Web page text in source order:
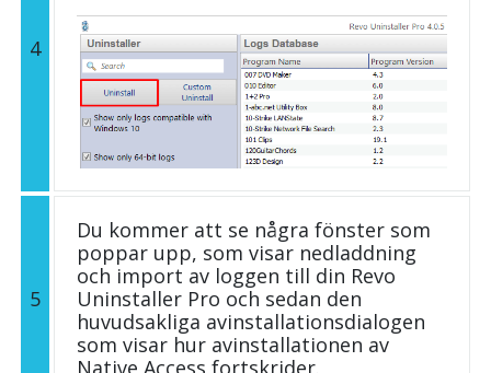
4
5
Du kommer att se några fönster som
poppar upp, som visar nedladdning
och import av loggen till din Revo
Uninstaller Pro och sedan den
huvudsakliga avinstallationsdialogen
som visar hur avinstallationen av
Native Access fortskrider.